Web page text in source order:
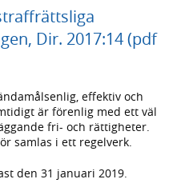
Dir. 2017:14 (pdf
effektiv och
är förenlig med ett väl
fri- och rättigheter.
samlas i ett regelverk.
den 31 januari 2019.